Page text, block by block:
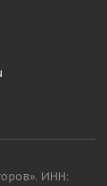
ИНН: